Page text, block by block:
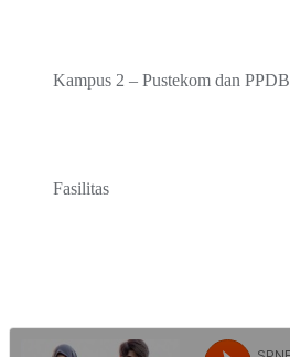
Kampus 2 – Pustekom dan PPDB
Fasilitas